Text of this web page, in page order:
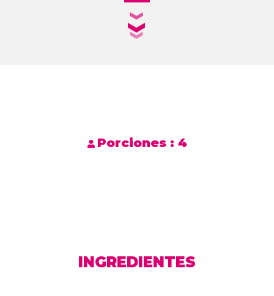
Porciones : 4
INGREDIENTES